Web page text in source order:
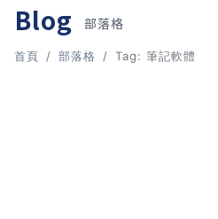
➡︎ 訂閱制方案
➡︎ 1 對 1 寫作教練
➡︎ 線上課程
所有主題
Blog 部落格
首頁 部落格 Tag: 筆記軟體